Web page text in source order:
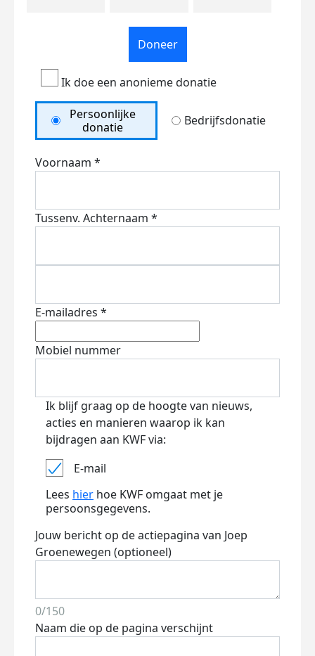
Doneer
Ik doe een anonieme donatie
Persoonlijke
donatie
Bedrijfsdonatie
Voornaam *
Tussenv. Achternaam *
E-mailadres *
Mobiel nummer
Ik blijf graag op de hoogte van nieuws,
acties en manieren waarop ik kan
bijdragen aan KWF via:
E-mail
Lees hier hoe KWF omgaat met je
persoonsgegevens.
Jouw bericht op de actiepagina van Joep
Groenewegen (optioneel)
0/150
Naam die op de pagina verschijnt